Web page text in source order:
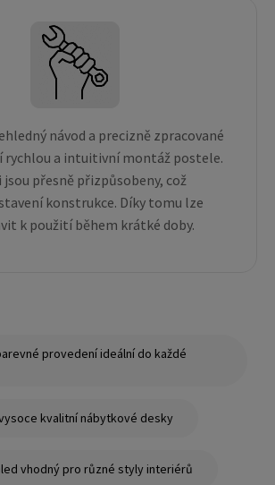
návod a precizně zpracované
rychlou a intuitivní montáž postele.
jsou přesně přizpůsobeny, což
konstrukce. Díky tomu lze
k použití během krátké doby.
provedení ideální do každé
kvalitní nábytkové desky
vhodný pro různé styly interiérů